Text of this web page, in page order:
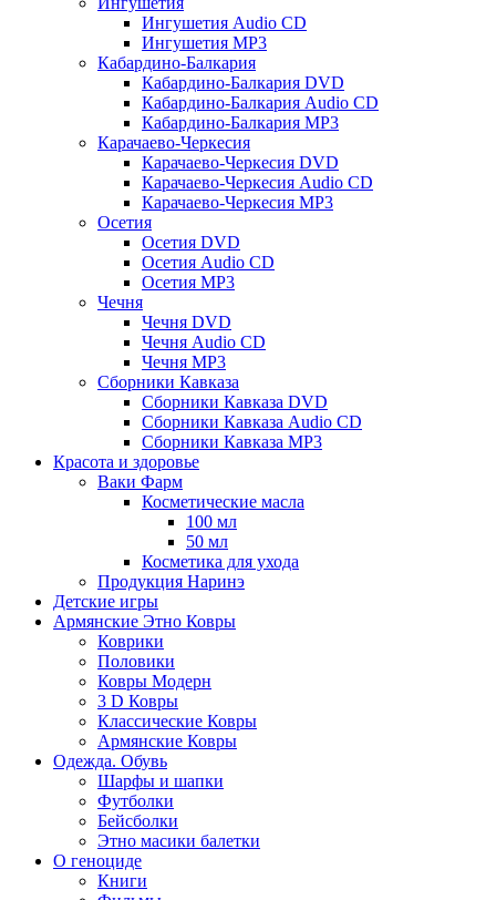
Ингушетия Audio CD
Ингушетия MP3
Кабардино-Балкария
Кабардино-Балкария DVD
Кабардино-Балкария Audio CD
Кабардино-Балкария MP3
Карачаево-Черкесия
Карачаево-Черкесия DVD
Карачаево-Черкесия Audio CD
Карачаево-Черкесия MP3
Осетия
Осетия DVD
Осетия Audio CD
Осетия MP3
Чечня
Чечня DVD
Чечня Audio CD
Чечня MP3
Сборники Кавказа
Сборники Кавказа DVD
Сборники Кавказа Audio CD
Сборники Кавказа MP3
Красота и здоровье
Ваки Фарм
Косметические масла
100 мл
50 мл
Косметика для ухода
Продукция Наринэ
Детские игры
Армянские Этно Ковры
Коврики
Половики
Ковры Модерн
3 D Ковры
Классические Ковры
Армянские Ковры
Одежда. Обувь
Шарфы и шапки
Футболки
Бейсболки
Этно масики балетки
О геноциде
Книги